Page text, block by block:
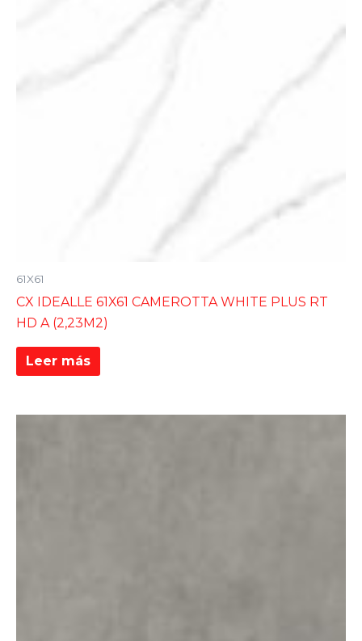
61X61
CX IDEALLE 61X61 CAMEROTTA WHITE PLUS RT
HD A (2,23M2)
Leer más